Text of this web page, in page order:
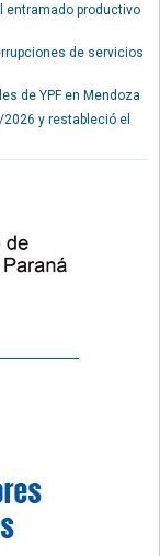
entramado productivo
de servicios
de YPF en Mendoza
y restableció el